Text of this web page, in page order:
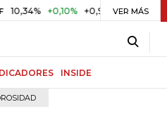
+0,10% +0,98% UVR $ 416,86
VER MÁS
INSIDE